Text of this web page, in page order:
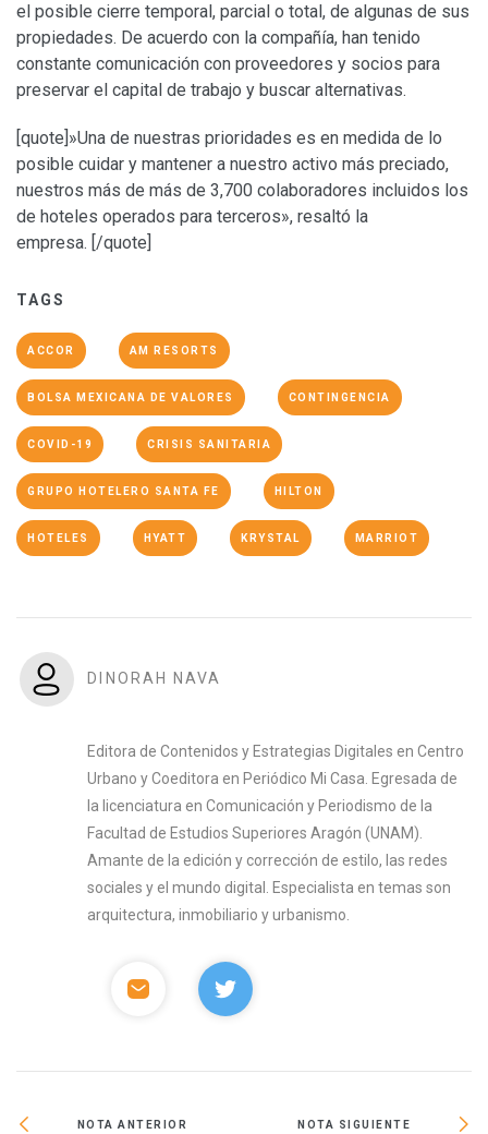
el posible cierre temporal, parcial o total, de algunas de sus
propiedades. De acuerdo con la compañía, han tenido
constante comunicación con proveedores y socios para
preservar el capital de trabajo y buscar alternativas.
[quote]»Una de nuestras prioridades es en medida de lo
posible cuidar y mantener a nuestro activo más preciado,
nuestros más de más de 3,700 colaboradores incluidos los
de hoteles operados para terceros», resaltó la
empresa. [/quote]
TAGS
ACCOR AM RESORTS
BOLSA MEXICANA DE VALORES CONTINGENCIA
COVID-19 CRISIS SANITARIA
GRUPO HOTELERO SANTA FE HILTON
HOTELES HYATT KRYSTAL MARRIOT
DINORAH NAVA
Editora de Contenidos y Estrategias Digitales en Centro
Urbano y Coeditora en Periódico Mi Casa. Egresada de
la licenciatura en Comunicación y Periodismo de la
Facultad de Estudios Superiores Aragón (UNAM).
Amante de la edición y corrección de estilo, las redes
sociales y el mundo digital. Especialista en temas son
arquitectura, inmobiliario y urbanismo.
NOTA ANTERIOR NOTA SIGUIENTE